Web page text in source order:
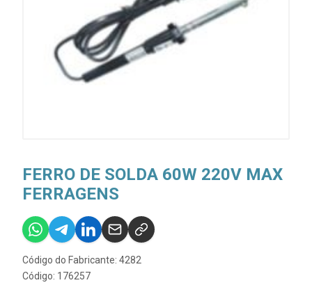
FERRO DE SOLDA 60W 220V MAX
FERRAGENS
Código do Fabricante: 4282
Código: 176257